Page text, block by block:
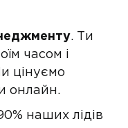
. Ти
часом і
цінуємо
онлайн.
наших лідів